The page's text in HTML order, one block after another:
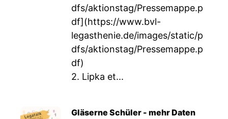
dfs/aktionstag/Pressemappe.p
df](https://www.bvl-
legasthenie.de/images/static/p
dfs/aktionstag/Pressemappe.p
df)
2. Lipka et...
Gläserne Schüler - mehr Daten